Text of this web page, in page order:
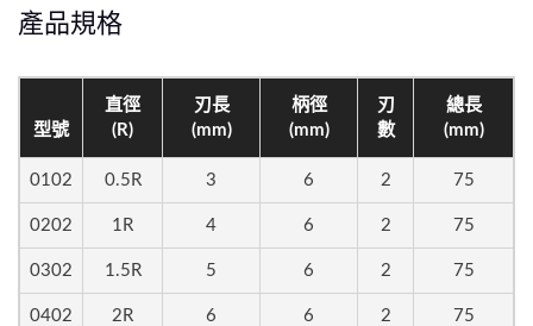
產品規格
型號
直徑
(R)
刃長
(mm)
柄徑
(mm)
刃
數
總長
(mm)
0102 0.5R 3 6 2 75
0202 1R 4 6 2 75
0302 1.5R 5 6 2 75
0402 2R 6 6 2 75